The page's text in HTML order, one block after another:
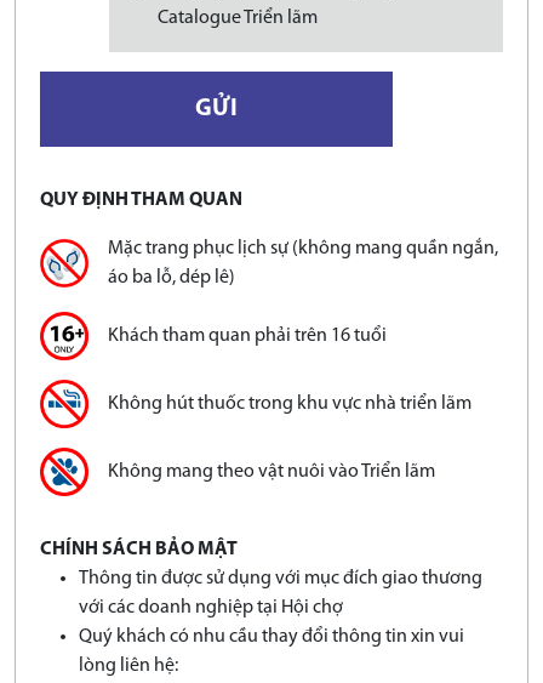
Catalogue Triển lãm
QUY ĐỊNH THAM QUAN
Mặc trang phục lịch sự (không mang quần ngắn,
áo ba lỗ, dép lê)
Khách tham quan phải trên 16 tuổi
Không hút thuốc trong khu vực nhà triển lãm
Không mang theo vật nuôi vào Triển lãm
CHÍNH SÁCH BẢO MẬT
Thông tin được sử dụng với mục đích giao thương
với các doanh nghiệp tại Hội chợ
Quý khách có nhu cầu thay đổi thông tin xin vui
lòng liên hệ: